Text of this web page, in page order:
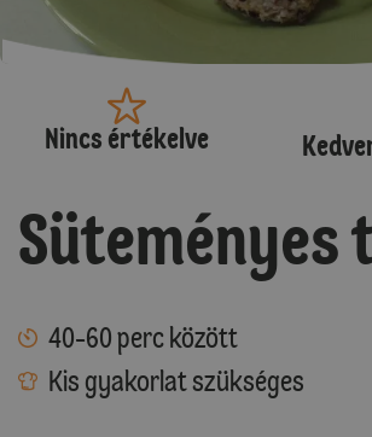
Nincs értékelve
Süteményes
40-60 perc között
Kis gyakorlat szükséges